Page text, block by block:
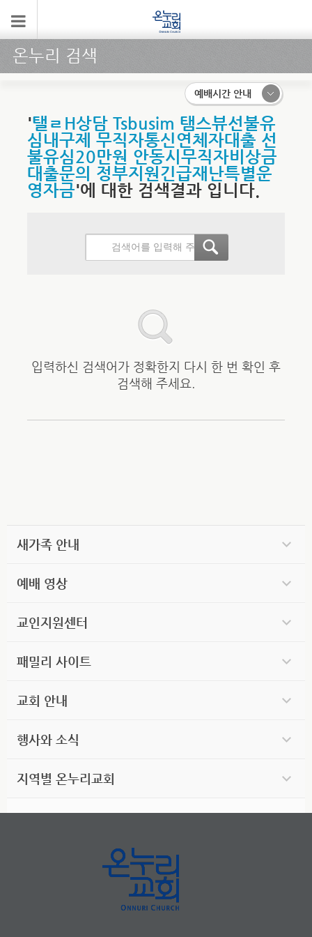
온누리 검색
예배시간 안내
'탤ㄹH상담 Tsbusim 탬스뷰선불유
심내구제 무직자통신연체자대출 선
불유심20만원 안동시무직자비상금
대출문의 정부지원긴급재난특별운
영자금'에 대한 검색결과 입니다.
입력하신 검색어가 정확한지 다시 한 번 확인 후
검색해 주세요.
새가족 안내
예배 영상
교인지원센터
패밀리 사이트
교회 안내
행사와 소식
지역별 온누리교회